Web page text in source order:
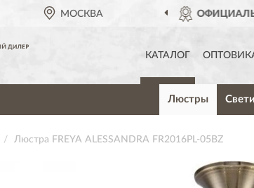
МОСКВА
ОФИЦИАЛЬНЫЙ ДИЛЕР FREYA В РОССИИ
КАТАЛОГ
Люстры
Люстра FREYA ALESSANDRA FR2016PL-05BZ